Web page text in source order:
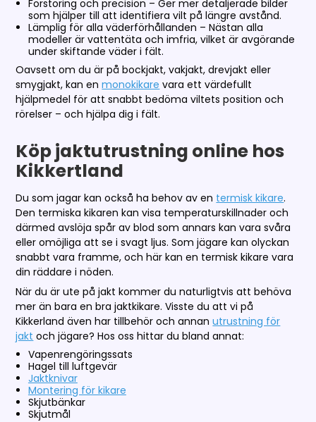
Förstoring och precision – Ger mer detaljerade bilder
som hjälper till att identifiera vilt på längre avstånd.
Lämplig för alla väderförhållanden – Nästan alla
modeller är vattentäta och imfria, vilket är avgörande
under skiftande väder i fält.
Oavsett om du är på bockjakt, vakjakt, drevjakt eller
smygjakt, kan enmonokikare vara ett värdefullt
hjälpmedel för att snabbt bedöma viltets position och
rörelser – och hjälpa dig i fält.
Köp jaktutrustning online hos
Kikkertland
Du som jagar kan också ha behov av en termisk kikare.
Den termiska kikaren kan visa temperaturskillnader och
därmed avslöja spår av blod som annars kan vara svåra
eller omöjliga att se i svagt ljus. Som jägare kan olyckan
snabbt vara framme, och här kan en termisk kikare vara
din räddare i nöden.
När du är ute på jakt kommer du naturligtvis att behöva
mer än bara en bra jaktkikare. Visste du att vi på
Kikkerland även har tillbehör och annanutrustning för
jakt och jägare? Hos oss hittar du bland annat:
Vapenrengöringssats
Hagel till luftgevär
Jaktknivar
Montering för kikare
Skjutbänkar
Skjutmål